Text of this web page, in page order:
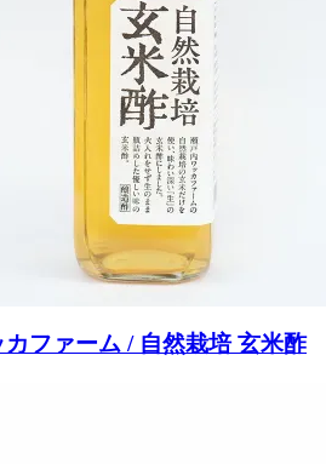
ファーム / 自然栽培 玄米酢